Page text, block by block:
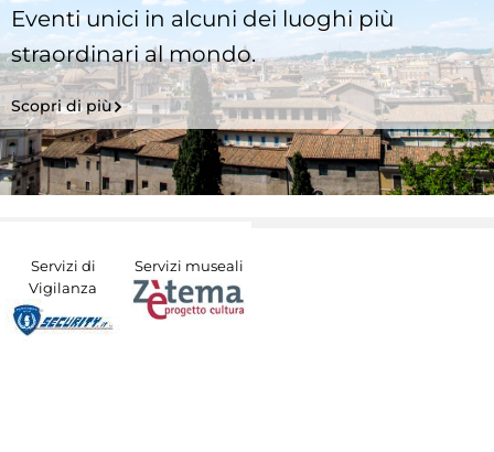
Eventi unici in alcuni dei luoghi più
straordinari al mondo.
Scopri di più
Servizi di
Vigilanza
Servizi museali